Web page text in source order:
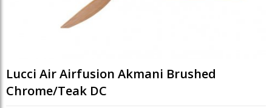
Lucci Air Airfusion Akmani Brushed
Chrome/Teak DC